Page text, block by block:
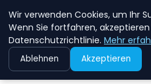
NEW
Wir verwenden Cookies, um Ihr
Wenn Sie fortfahren, akzeptieren
Datenschutzrichtlinie. Mehr
Ablehnen Akzeptieren